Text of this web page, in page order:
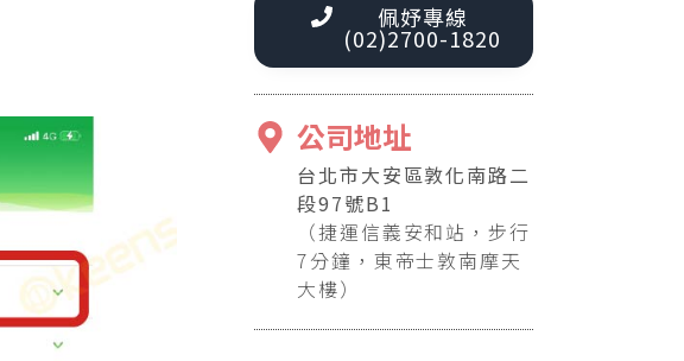
佩妤專線
(02)2700-1820
公司地址
台北市大安區敦化南路二
段97號B1
（捷運信義安和站，步行
7分鐘，東帝士敦南摩天
大樓）